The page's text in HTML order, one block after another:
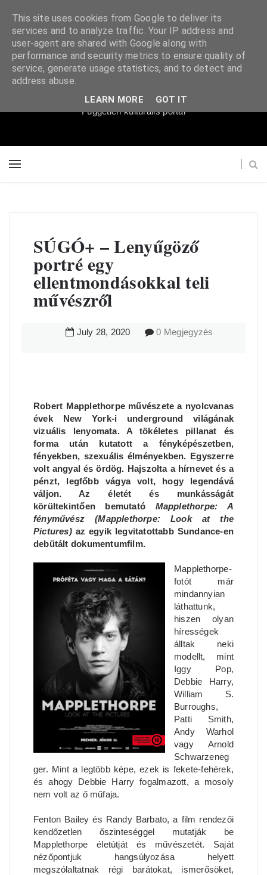
Súgópéldány
Független kulturális portál
SÚGÓ+ – Lenyűgöző
portré egy
ellentmondásokkal teli
művészről
July 28, 2020 0 Megjegyzés
Robert Mapplethorpe művészete a nyolcvanas
évek New York-i underground világának
vizuális lenyomata. A tökéletes pillanat és
forma után kutatott a fényképészetben,
fényekben, szexuális élményekben. Egyszerre
volt angyal és ördög. Hajszolta a hírnevet és a
pénzt, legfőbb vágya volt, hogy legendává
váljon. Az életét és munkásságát
körültekintően bemutató Mapplethorpe: A
fényművész (Mapplethorpe: Look at the
Pictures)az egyik legvitatottabb Sundance-en
debütált dokumentumfilm.
Mapplethorpe-
fotót már
mindannyian
láthattunk,
hiszen olyan
hírességek
álltak neki
modellt, mint
Iggy Pop,
Debbie Harry,
William S.
Burroughs,
Patti Smith,
Andy Warhol
vagy Arnold
Schwarzeneg
ger. Mint a legtöbb képe, ezek is fekete-fehérek,
és ahogy Debbie Harry fogalmazott, a mosoly
nem volt az ő műfaja.
Fenton Bailey és Randy Barbato, a film rendezői
kendőzetlen őszinteséggel mutatják be
Mapplethorpe életútját és művészetét. Saját
nézőpontjuk hangsúlyozása helyett
megszólaltatnak régi barátokat, ismerősöket,
This site uses cookies from Google to deliver its
services and to analyze traffic. Your IP address and
user-agent are shared with Google along with
performance and security metrics to ensure quality of
service, generate usage statistics, and to detect and
address abuse.
LEARN MORE GOT IT